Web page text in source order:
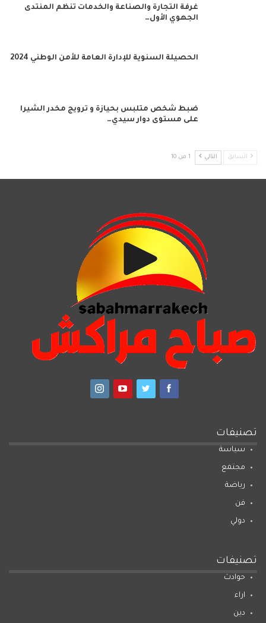
غرفة التجارة والصناعة والخدمات تنظم المنتدى
الجهوي الأول…
الحصيلة السنوية للإدارة العامة للأمن الوطني 2024
ضبط شخص متلبس بحيازة و ترويج مخدر الشيرا
على مستوى دوار سيدي…
السابق التالي 1 من 10
تصنيفات
سياسة
مجتمع
رياضة
فن
دولي
تصنيفات
حوادث
اراء
دين